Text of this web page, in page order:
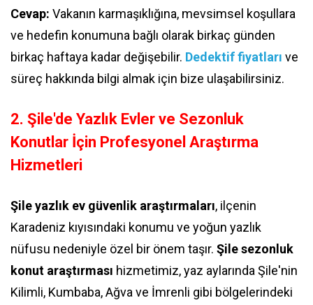
Cevap: Vakanın karmaşıklığına, mevsimsel koşullara
ve hedefin konumuna bağlı olarak birkaç günden
birkaç haftaya kadar değişebilir. Dedektif fiyatları ve
süreç hakkında bilgi almak için bize ulaşabilirsiniz.
2. Şile'de Yazlık Evler ve Sezonluk
Konutlar İçin Profesyonel Araştırma
Hizmetleri
Şile yazlık ev güvenlik araştırmaları, ilçenin
Karadeniz kıyısındaki konumu ve yoğun yazlık
nüfusu nedeniyle özel bir önem taşır. Şile sezonluk
konut araştırması hizmetimiz, yaz aylarında Şile'nin
Kilimli, Kumbaba, Ağva ve İmrenli gibi bölgelerindeki